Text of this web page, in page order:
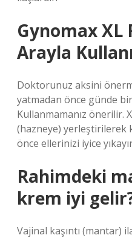
Gynomax XL
Arayla
Doktorunuz aksini
yatmadan önce günde
Kullanmamanız önerilir.
(hazneye) yerleştirilerek
önce ellerinizi iyice
Rahimdeki
krem iyi
Vajinal kaşıntı (mantar)